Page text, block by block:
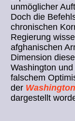
unmöglicher
Doch die
chronischen
Regierung
afghanischen
Dimension
Washington
falschem
der
dargestellt